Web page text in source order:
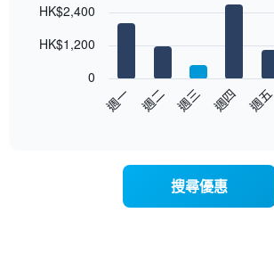
間
均
chart
graphic.
週一 週二 週三 週四 週五
0
HK$1,200
HK$2,400
搜尋優惠